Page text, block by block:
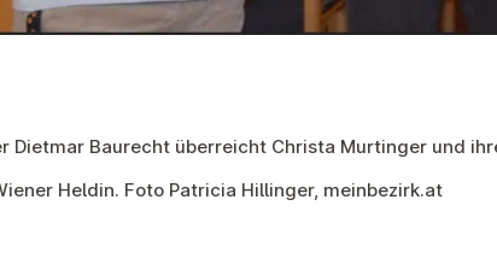
Dietmar Baurecht überreicht Christa Murtinger und
Heldin. Foto Patricia Hillinger, meinbezirk.at